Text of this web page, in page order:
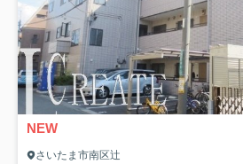
NEW
さいたま市南区辻